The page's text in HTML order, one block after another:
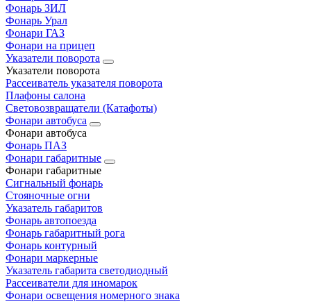
Фонарь ЗИЛ
Фонарь Урал
Фонари ГАЗ
Фонари на прицеп
Указатели поворота
Указатели поворота
Рассеиватель указателя поворота
Плафоны салона
Световозвращатели (Катафоты)
Фонари автобуса
Фонари автобуса
Фонарь ПАЗ
Фонари габаритные
Фонари габаритные
Сигнальный фонарь
Стояночные огни
Указатель габаритов
Фонарь автопоезда
Фонарь габаритный рога
Фонарь контурный
Фонари маркерные
Указатель габарита светодиодный
Рассеиватели для иномарок
Фонари освещения номерного знака